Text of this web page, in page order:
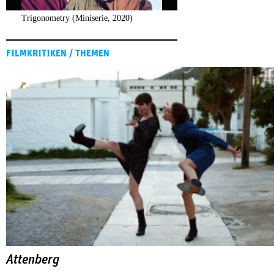
Trigonometry (Miniserie, 2020)
FILMKRITIKEN / THEMEN
Attenberg